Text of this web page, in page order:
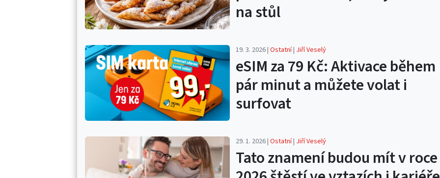
na stůl
19. 3. 2026 | Ostatní| Jiří Veselý
eSIM za 79 Kč: Aktivace během
pár minut a můžete volat i
surfovat
29. 1. 2026 | Ostatní| Jiří Veselý
Tato znamení budou mít v roce